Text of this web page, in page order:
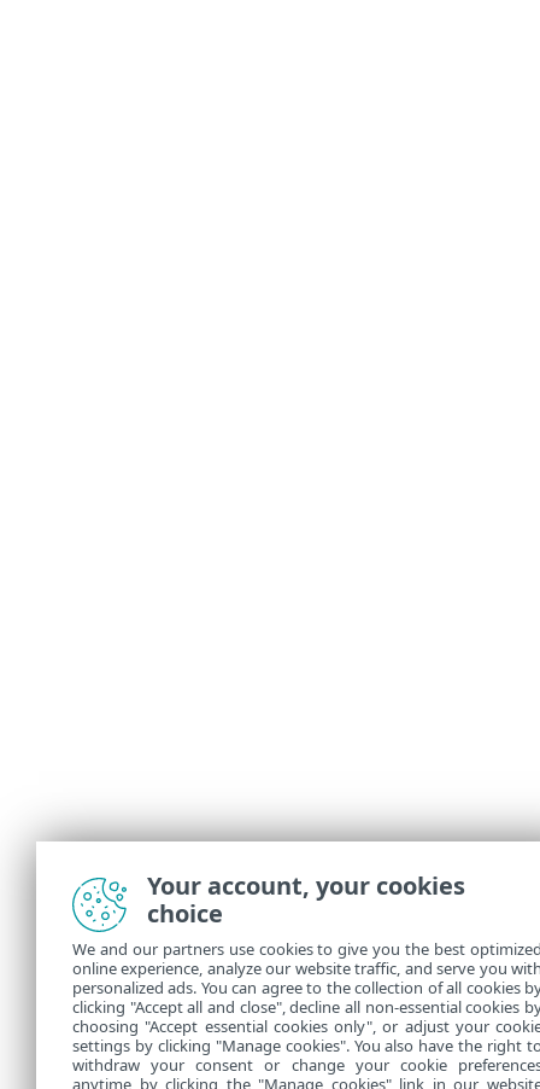
Your account, your cookies
choice
We and our partners use cookies to give you the best
online experience, analyze our website traffic, and serve you
personalized ads. You can agree to the collection of all cookies
clicking "Accept all and close", decline all non-essential cookies
choosing "Accept essential cookies only", or adjust your
settings by clicking "Manage cookies". You also have the right
withdraw your consent or change your cookie
anytime by clicking the "Manage cookies" link in our